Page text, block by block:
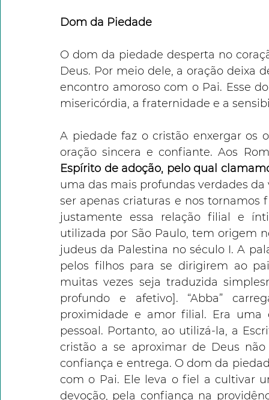
Dom da Piedade
O dom da piedade desperta no
Deus. Por meio dele, a oração deixa
encontro amoroso com o Pai. Esse
misericórdia, a fraternidade e a
A piedade faz o cristão enxergar os
oração sincera e confiante. Aos
Espírito de adoção, pelo qual
uma das mais profundas verdades
ser apenas criaturas e nos tornamos
justamente essa relação filial e
utilizada por São Paulo, tem origem
judeus da Palestina no século I. A
pelos filhos para se dirigirem ao
muitas vezes seja traduzida
profundo e afetivo]. “Abba”
proximidade e amor filial. Era uma
pessoal. Portanto, ao utilizá-la, a
cristão a se aproximar de Deus
confiança e entrega. O dom da
com o Pai. Ele leva o fiel a cultivar
devoção, pela confiança na